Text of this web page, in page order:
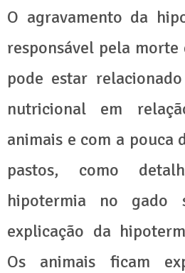
O agravamento da
responsável pela
pode estar
nutricional em
animais e com a pouca
pastos, como
hipotermia no gado
explicação da
Os animais ficam